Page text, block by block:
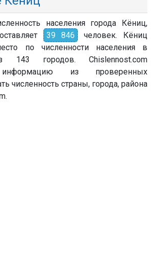
населения города Кёниц,
39 846
человек. Кёниц
по численности населения в
143 городов. Chislennost.com
информацию из проверенных
численность страны, города, района